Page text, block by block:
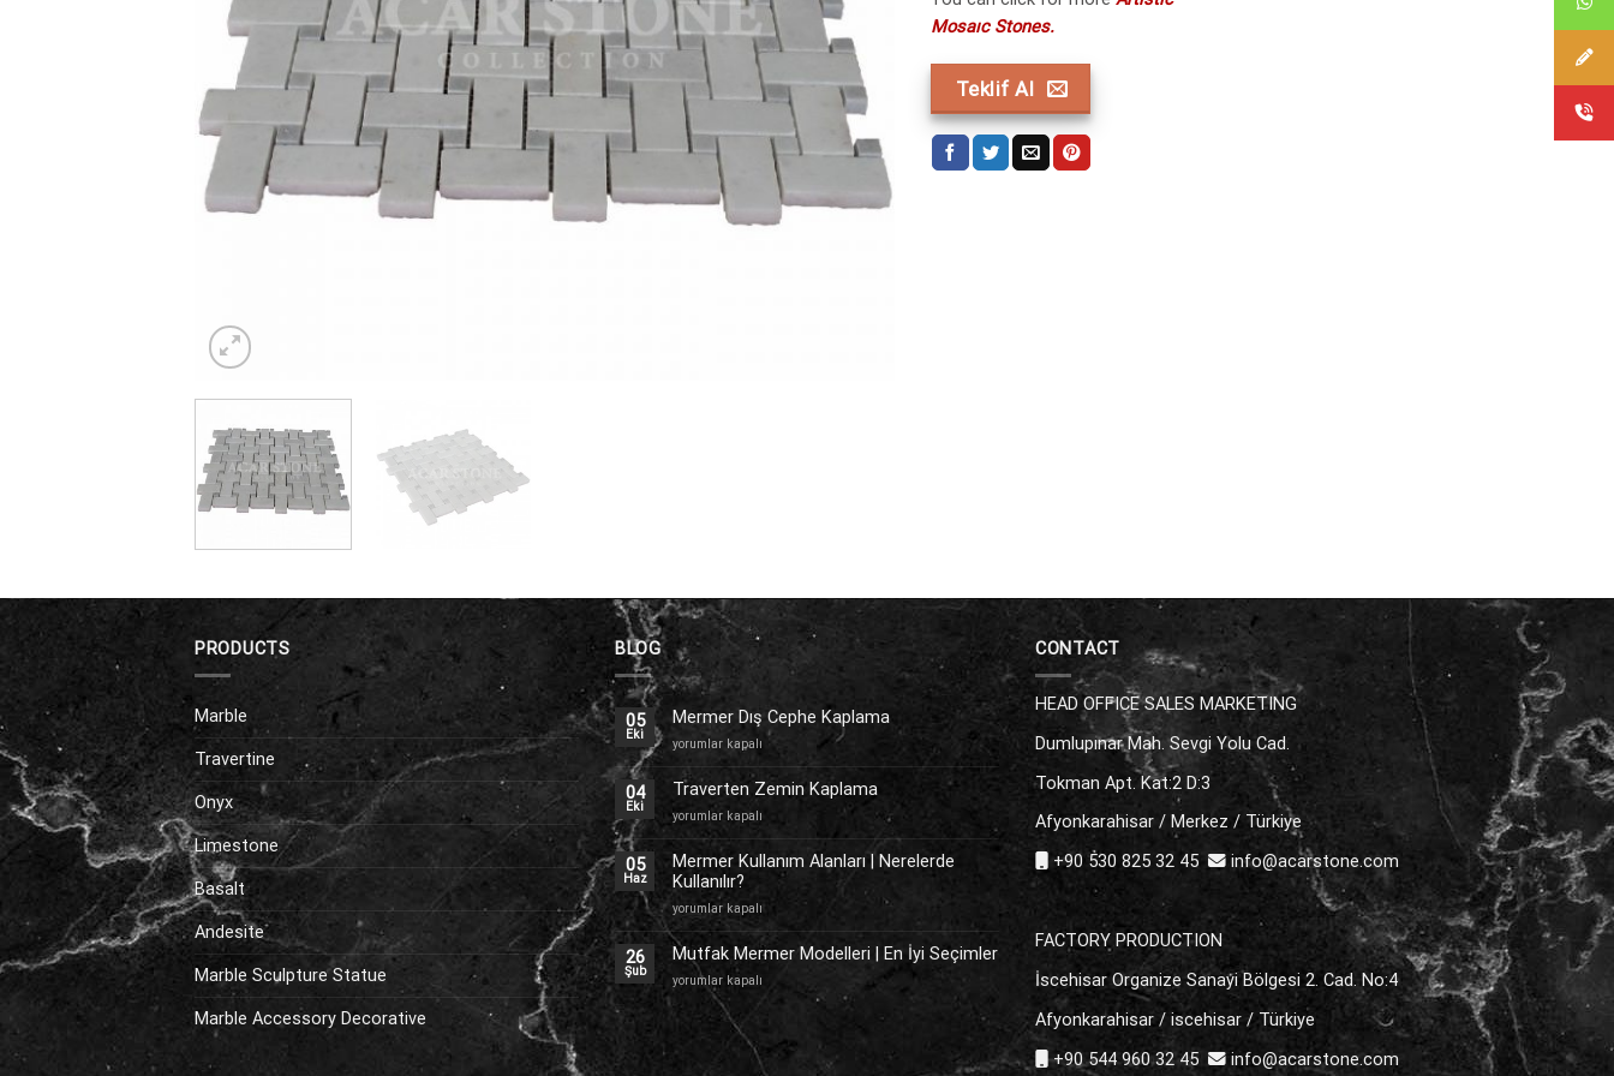
Mosaıc Stones.
Teklif Al
PRODUCTS
Marble
Travertine
Onyx
Limestone
Basalt
Andesite
Marble Sculpture Statue
Marble Accessory Decorative
BLOG
05
Eki
Mermer Dış Cephe Kaplama
Mermer
Cephe
Kaplama
için
yorumlar kapalı
04
Eki
Traverten Zemin Kaplama
Traverten
Kaplama
için
yorumlar kapalı
05
Haz
Mermer Kullanım Alanları | Nerelerde
Kullanılır?
Mermer
Kullanım
Alanları
Nerelerde
Kullanılır?
yorumlar kapalı
26
Şub
Mutfak Mermer Modelleri | En İyi Seçimler
Mutfak
Mermer
Modelleri
En
yorumlar kapalı
CONTACT
HEAD OFFICE SALES MARKETING
Dumlupınar Mah. Sevgi Yolu Cad.
Tokman Apt. Kat:2 D:3
Afyonkarahisar / Merkez / Türkiye
+90 530 825 32 45
info@acarstone.com
FACTORY PRODUCTION
İscehisar Organize Sanayi Bölgesi 2. Cad. No:4
Afyonkarahisar / iscehisar / Türkiye
+90 544 960 32 45
info@acarstone.com